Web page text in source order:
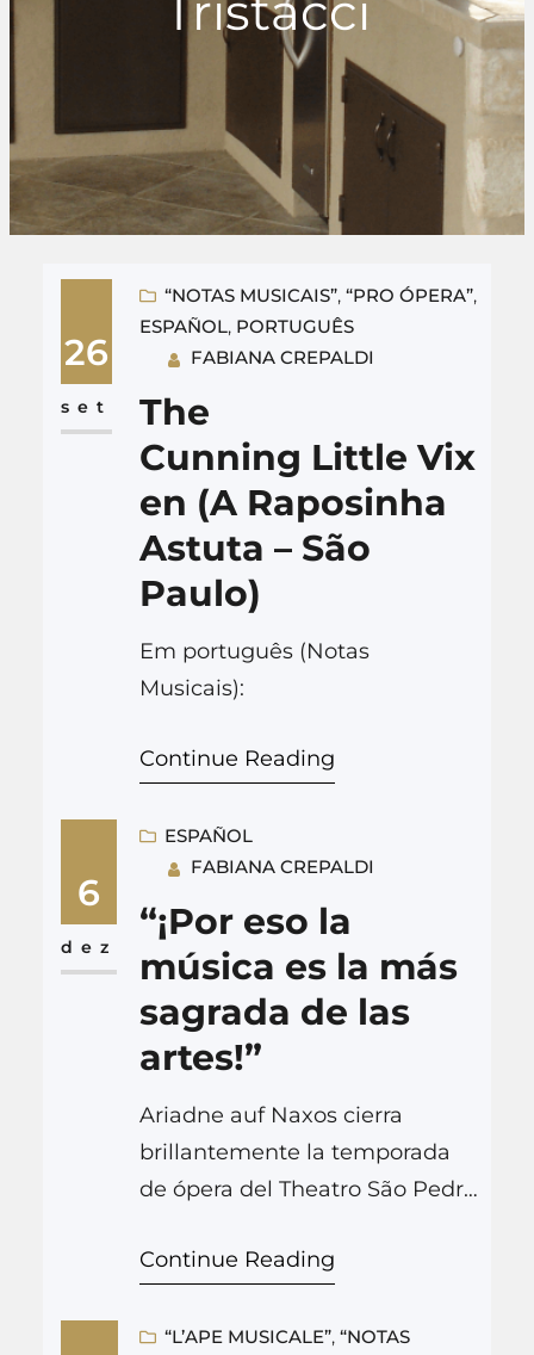
26
set
“NOTAS MUSICAIS”, “PRO ÓPERA”,
ESPAÑOL, PORTUGUÊS
FABIANA CREPALDI
The
Cunning Little Vix
en (A Raposinha
Astuta – São
Paulo)
Em português (Notas
Musicais):
Continue Reading
6
dez
ESPAÑOL
FABIANA CREPALDI
“¡Por eso la
música es la más
sagrada de las
artes!”
Ariadne auf Naxos cierra
brillantemente la temporada
de ópera del Theatro São Pedro
Naxos (1916)Ópera en prólogo y
Strauss (1864-1949)Libreto:
Continue Reading
“L’APE MUSICALE”, “NOTAS